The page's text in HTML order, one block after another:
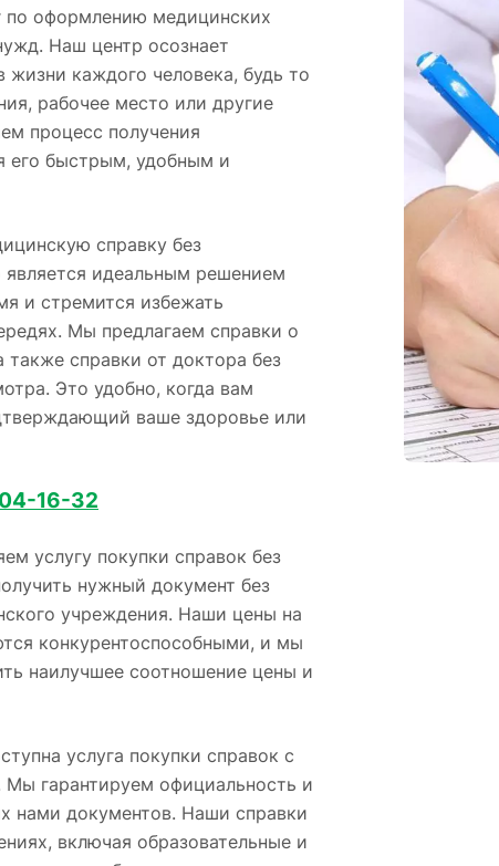
по оформлению медицинских
Наш центр осознает
жизни каждого человека, будь то
рабочее место или другие
процесс получения
его быстрым, удобным и
справку без
идеальным решением
и стремится избежать
Мы предлагаем справки о
справки от доктора без
Это удобно, когда вам
ваше здоровье или
16-32
услугу покупки справок без
нужный документ без
учреждения. Наши цены на
конкурентоспособными, и мы
наилучшее соотношение цены и
услуга покупки справок с
гарантируем официальность и
нами документов. Наши справки
включая образовательные и